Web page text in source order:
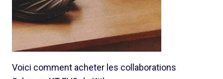
Voici comment acheter les collaborations